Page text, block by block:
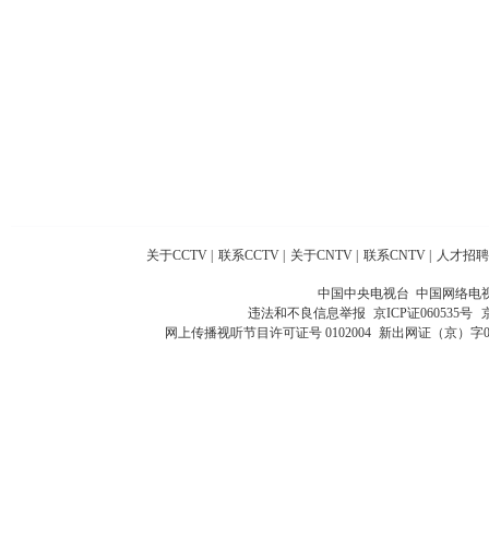
关于CCTV 联系CCTV 关于CNTV 联系CNTV 人才招聘
中国中央电视台 中国网络电
违法和不良信息举报 京ICP证060535号
网上传播视听节目许可证号 0102004 新出网证（京）